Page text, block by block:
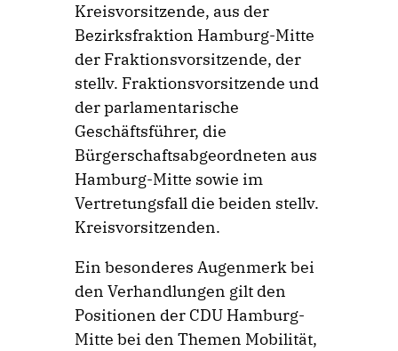
Kreisvorsitzende, aus der
Bezirksfraktion Hamburg-Mitte
der Fraktionsvorsitzende, der
stellv. Fraktionsvorsitzende und
der parlamentarische
Geschäftsführer, die
Bürgerschaftsabgeordneten aus
Hamburg-Mitte sowie im
Vertretungsfall die beiden stellv.
Kreisvorsitzenden.
Ein besonderes Augenmerk bei
den Verhandlungen gilt den
Positionen der CDU Hamburg-
Mitte bei den Themen Mobilität,